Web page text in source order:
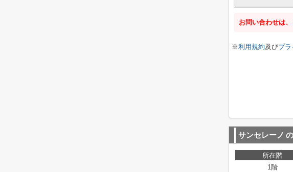
お問い合わせは
※利用規約及びプラ
サンセレーノ
所在階
1階